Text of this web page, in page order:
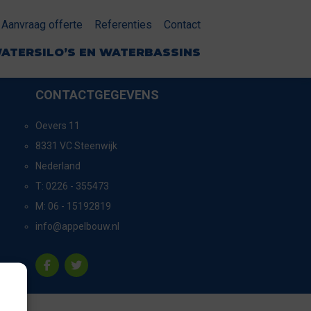
Aanvraag offerte Referenties Contact
EN WATERBASSINS
CONTACTGEGEVENS
Oevers 11
8331 VC Steenwijk
Nederland
T: 0226 - 355473
M: 06 - 15192819
info@appelbouw.nl